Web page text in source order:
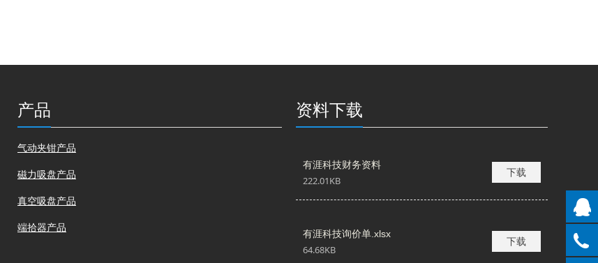
产品
气动夹钳产品
磁力吸盘产品
真空吸盘产品
端拾器产品
资料下载
有涯科技财务资料
222.01KB
下载
有涯科技询价单.xlsx
64.68KB
下载